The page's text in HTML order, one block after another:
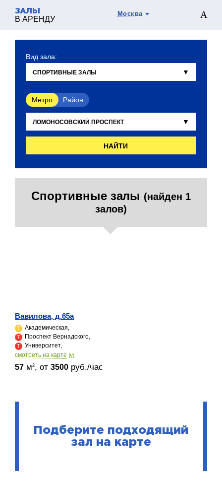
ЗАЛЫ
В АРЕНДУ
Москва
Вид зала:
Метро Район
НАЙТИ
Спортивные залы (найден 1
залов)
Вавилова, д.65а
Академическая,
Проспект Вернадского,
Университет,
cмотреть на карте
57 м2, от 3500 руб./час
Подберите подходящий
зал на карте